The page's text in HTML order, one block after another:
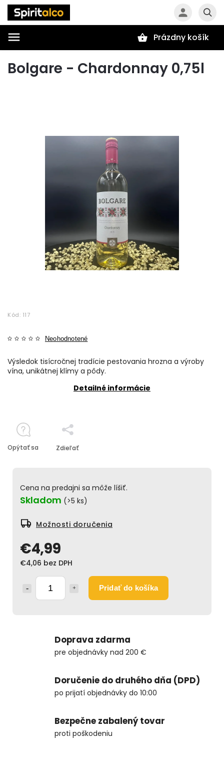
Prázdny košík
Bolgare - Chardonnay 0,75l
Kód: 117
Neohodnotené
€4,99
€4,06 bez DPH
Pridať do košíka
Cena na predajni sa môže líšiť.
Skladom (>5 ks)
Možnosti doručenia
Výsledok tisícročnej tradície pestovania hrozna a výroby
vína, unikátnej klímy a pôdy.
Detailné informácie
Opýtať sa Zdieľať
Doprava zdarma
pre objednávky nad 200 €
Doručenie do druhého dňa (DPD)
po prijatí objednávky do 10:00
Bezpečne zabalený tovar
proti poškodeniu